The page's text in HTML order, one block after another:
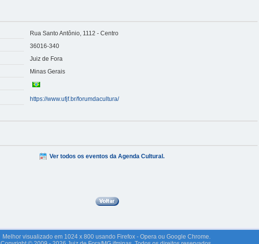
Rua Santo Antônio, 1112 - Centro
36016-340
Juiz de Fora
Minas Gerais
https://www.ufjf.br/forumdacultura/
Ver todos os eventos da Agenda Cultural.
Melhor visualizado em 1024 x 800 usando Firefox - Opera ou Google Chrome.